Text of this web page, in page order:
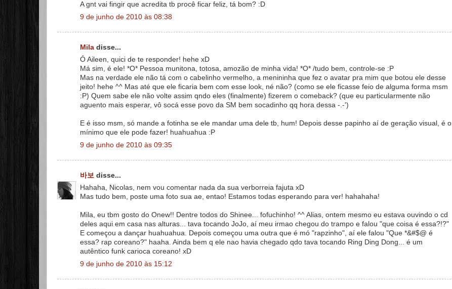
A gnt vai fingir que acredita tb procê ficar feliz, tá bom? :D
9 de junho de 2010 às 08:38
Mila disse...
Ó Aileen, quici de te responder! hehe xD
Má sim, é ele! *O* Pessoa munitona, totosa, amozão de minha vida! *O* /tudo bem, controle-se :P
Mas na verdade ele não tá com o cabelinho vermelho, a menininha que fez o avatar pra mim que botou ele desse
jeito! hehe ^^ Mas até que ele ficaria bem com esse look, né não? (como se ele ficasse feio de alguma forma msm
:P) Quem sabe ele não volte assim qndo eles (finalmente) fizerem o comeback? (que eu particularmente não
aguento mais esperar, vô socá esse povo da SM bem socadinho qq hora dessa -.-')
E é isso msm, só mande a fotinha se ele mandar uma dele tb, hum! Depois desse papinho aí de geração visual, é o
mínimo que ele pode fazer! huahuahua :P
9 de junho de 2010 às 09:35
바보 disse...
Hahaha, Nicolas, nem vou comentar nada da sua verborreia fajuta xD
Mas tudo bem, poste uma foto sua ae, entao! Estamos todas esperando para ver! hahahaha!
Mila, eu tbm gosto do Onew!! Dentre todos do Shinee... fofuchinho! ^^ Alias, ontem mesmo eu estava ouvindo o cd
deles aqui em casa nas alturas... tava tocando JoJo, aí meu irmao chegou do trampo e falou "que coisa é essa?!?"
E começou a dançar huahuahua. Depois começou uma outra que é mó "rapzinho", aí ele falou "Que *&#$@ é
essa? rap coreano?" haaha. Ainda bem q ele nao havia chegado qdo tava tocando Ring Ding Dong... é um
autêntico funk carioca coreano! xD
9 de junho de 2010 às 15:12